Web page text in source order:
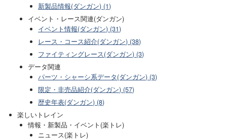
新製品情報(ダンガン) (1)
イベント・レース関連(ダンガン)
イベント情報(ダンガン) (31)
レース・コース紹介(ダンガン) (38)
ファイティングレース(ダンガン) (3)
データ関連
パーツ・シャーシ系データ(ダンガン) (3)
限定・非売品紹介(ダンガン) (57)
歴史年表(ダンガン) (8)
楽しいトレイン
情報・新製品・イベント(楽トレ)
ニュース(楽トレ)